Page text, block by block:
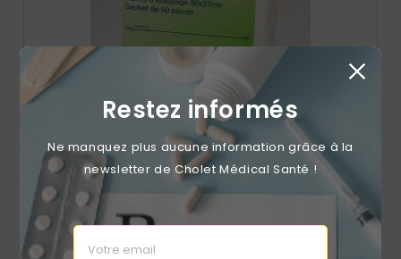
Restez informés
Ne manquez plus aucune information grâce à la
newsletter de Cholet Médical Santé !
Coton Octolin 30x37cm (sachet De 50)